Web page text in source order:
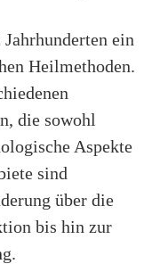
ein
Heilmethoden.
die sowohl
Aspekte
sind
über die
bis hin zur